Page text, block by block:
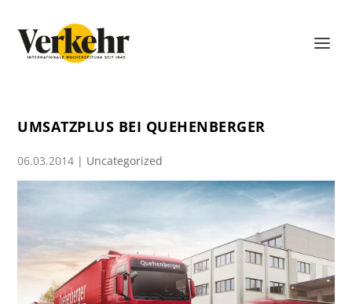
UMSATZPLUS BEI QUEHENBERGER
06.03.2014 | Uncategorized